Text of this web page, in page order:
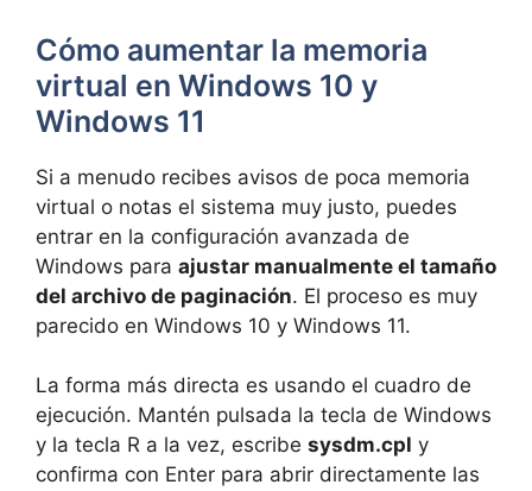
Cómo aumentar la memoria
virtual en Windows 10 y
Windows 11
Si a menudo recibes avisos de poca memoria
virtual o notas el sistema muy justo, puedes
entrar en la configuración avanzada de
Windows para ajustar manualmente el tamaño
del archivo de paginación. El proceso es muy
parecido en Windows 10 y Windows 11.
La forma más directa es usando el cuadro de
ejecución. Mantén pulsada la tecla de Windows
y la tecla R a la vez, escribe sysdm.cpl y
confirma con Enter para abrir directamente las